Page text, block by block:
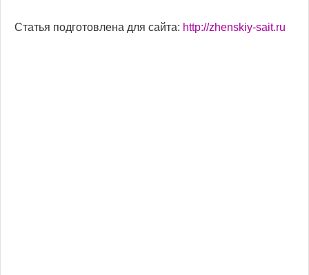
Статья подготовлена для сайта: http://zhenskiy-sait.ru